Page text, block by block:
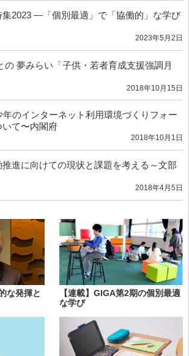
集2023 ―「個別最適」で「協働的」な学び
2023年5月2日
の 夢みらい「子供・若者育成支援強調月
2018年10月15日
のインターネット利用環境づくりフォー
て〜内閣府
2018年10月1日
進に向けての現状と課題を考える～文部
2018年4月5日
な発揮と
【連載】GIGA第2期の個別最適
な学び